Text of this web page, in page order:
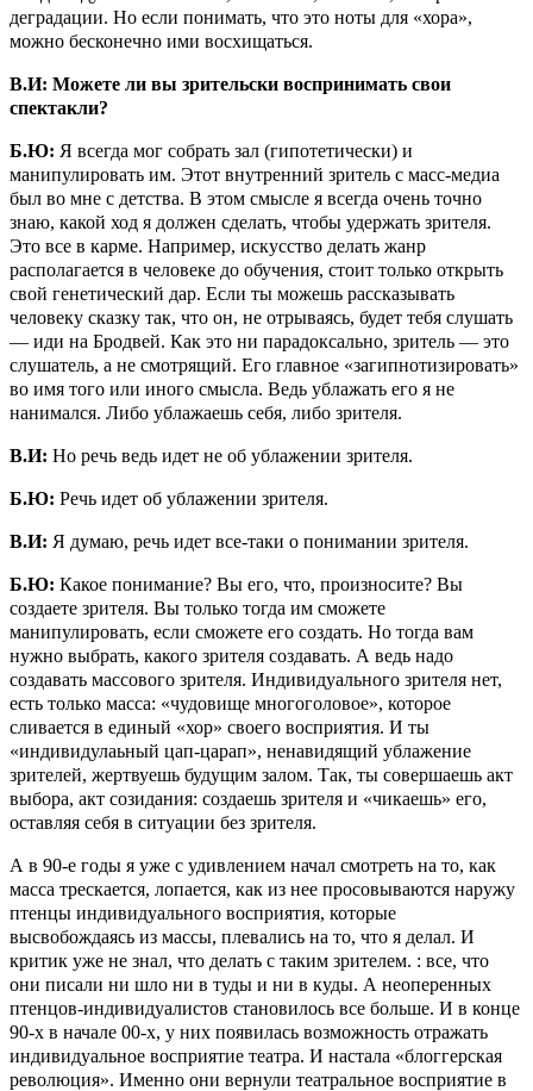
деградации. Но если понимать, что это ноты для «хора»,
можно бесконечно ими восхищаться.
В.И: Можете ли вы зрительски воспринимать свои
спектакли?
Б.Ю: Я всегда мог собрать зал (гипотетически) и
манипулировать им. Этот внутренний зритель с масс-медиа
был во мне с детства. В этом смысле я всегда очень точно
знаю, какой ход я должен сделать, чтобы удержать зрителя.
Это все в карме. Например, искусство делать жанр
располагается в человеке до обучения, стоит только открыть
свой генетический дар. Если ты можешь рассказывать
человеку сказку так, что он, не отрываясь, будет тебя слушать
— иди на Бродвей. Как это ни парадоксально, зритель — это
слушатель, а не смотрящий. Его главное «загипнотизировать»
во имя того или иного смысла. Ведь ублажать его я не
нанимался. Либо ублажаешь себя, либо зрителя.
В.И: Но речь ведь идет не об ублажении зрителя.
Б.Ю: Речь идет об ублажении зрителя.
В.И: Я думаю, речь идет все-таки о понимании зрителя.
Б.Ю: Какое понимание? Вы его, что, произносите? Вы
создаете зрителя. Вы только тогда им сможете
манипулировать, если сможете его создать. Но тогда вам
нужно выбрать, какого зрителя создавать. А ведь надо
создавать массового зрителя. Индивидуального зрителя нет,
есть только масса: «чудовище многоголовое», которое
сливается в единый «хор» своего восприятия. И ты
«индивидулаьный цап-царап», ненавидящий ублажение
зрителей, жертвуешь будущим залом. Так, ты совершаешь акт
выбора, акт созидания: создаешь зрителя и «чикаешь» его,
оставляя себя в ситуации без зрителя.
А в 90-е годы я уже с удивлением начал смотреть на то, как
масса трескается, лопается, как из нее просовываются наружу
птенцы индивидуального восприятия, которые
высвобождаясь из массы, плевались на то, что я делал. И
критик уже не знал, что делать с таким зрителем. : все, что
они писали ни шло ни в туды и ни в куды. А неоперенных
птенцов-индивидуалистов становилось все больше. И в конце
90-х в начале 00-х, у них появилась возможность отражать
индивидуальное восприятие театра. И настала «блоггерская
революция». Именно они вернули театральное восприятие в